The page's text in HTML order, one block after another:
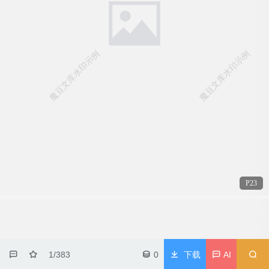
P23
1/383 0 下载 AI